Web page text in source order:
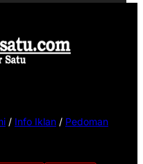
/ Info Iklan / Pedoman